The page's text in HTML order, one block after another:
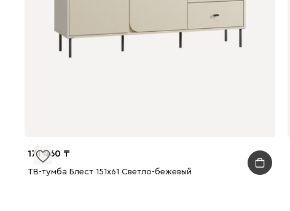
171 460
ТВ-тумба Блест 151x61 Светло-бежевый